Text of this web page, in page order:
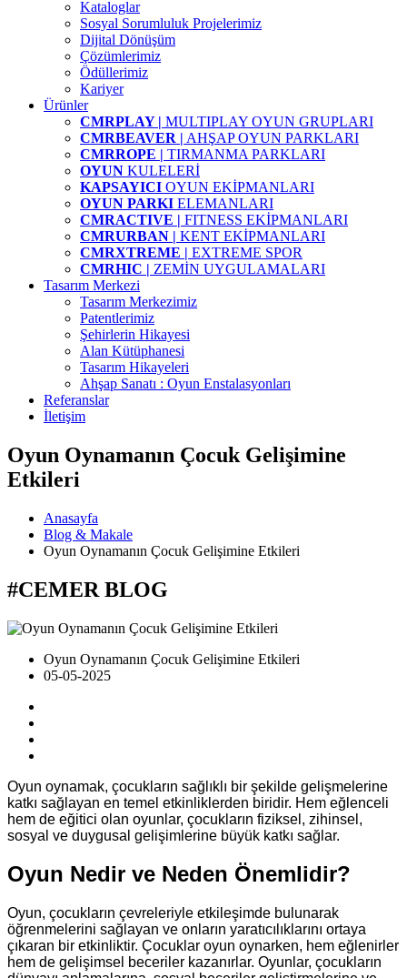
Kataloglar
Sosyal Sorumluluk Projelerimiz
Dijital Dönüşüm
Çözümlerimiz
Ödüllerimiz
Kariyer
Ürünler
CMRPLAY | MULTIPLAY OYUN GRUPLARI
CMRBEAVER | AHŞAP OYUN PARKLARI
CMRROPE | TIRMANMA PARKLARI
OYUN KULELERİ
KAPSAYICI OYUN EKİPMANLARI
OYUN PARKI ELEMANLARI
CMRACTIVE | FITNESS EKİPMANLARI
CMRURBAN | KENT EKİPMANLARI
CMRXTREME | EXTREME SPOR
CMRHIC | ZEMİN UYGULAMALARI
Tasarım Merkezi
Tasarım Merkezimiz
Patentlerimiz
Şehirlerin Hikayesi
Alan Kütüphanesi
Tasarım Hikayeleri
Ahşap Sanatı : Oyun Enstalasyonları
Referanslar
İletişim
Oyun Oynamanın Çocuk Gelişimine
Etkileri
Anasayfa
Blog & Makale
Oyun Oynamanın Çocuk Gelişimine Etkileri
#CEMER BLOG
Oyun Oynamanın Çocuk Gelişimine Etkileri
05-05-2025
Oyun oynamak, çocukların sağlıklı bir şekilde gelişmelerine
katkı sağlayan en temel etkinliklerden biridir. Hem eğlenceli
hem de eğitici olan oyunlar, çocukların fiziksel, zihinsel,
sosyal ve duygusal gelişimlerine büyük katkı sağlar.
Oyun Nedir ve Neden Önemlidir?
Oyun, çocukların çevreleriyle etkileşimde bulunarak
öğrenmelerini sağlayan ve onların yaratıcılıklarını ortaya
çıkaran bir etkinliktir. Çocuklar oyun oynarken, hem eğlenirler
hem de gelişimsel beceriler kazanırlar. Oyunlar, çocukların